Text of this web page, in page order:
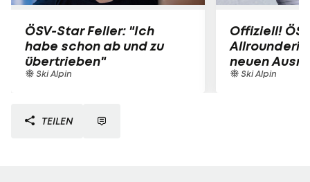
ÖSV-Star Feller: "Ich
habe schon ab und zu
übertrieben"
Ski Alpin
Offiziell!
neuen
Ski Alpin
TEILEN